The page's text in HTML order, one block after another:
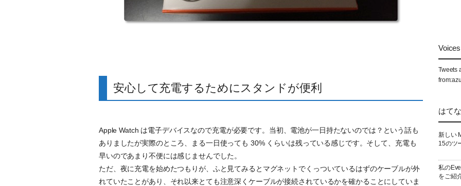
安心して充電するためにスタンドが便利
Apple Watch は電子デバイスなので充電が必要です。当初、電池が一日持たないのでは？という話も
ありましたが実際のところ、まる一日使っても 30% くらいは残っている感じです。そして、充電も
早いのであまり不便には感じませんでした。
ただ、夜に充電を始めたつもりが、ふと見てみるとマグネットでくっついているはずのケーブルが外
れていたことがあり、それ以来とても注意深くケーブルが接続されているかを確かることにしていま
Tweets
はて
新しい
15のツ
私の
をご紹